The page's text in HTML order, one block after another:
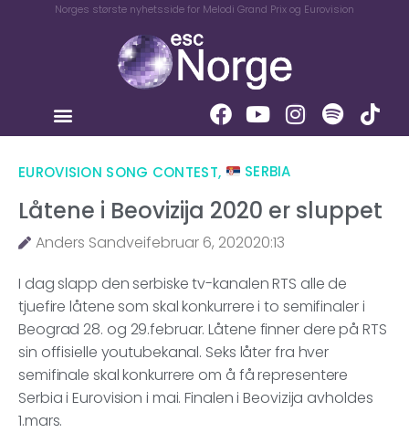
Norges største nyhetsside for Melodi Grand Prix og Eurovision
EUROVISION SONG CONTEST, SERBIA
Låtene i Beovizija 2020 er sluppet
Anders Sandveifebruar 6, 202020:13
I dag slapp den serbiske tv-kanalen RTS alle de
tjuefire låtene som skal konkurrere i to semifinaler i
Beograd 28. og 29.februar. Låtene finner dere på RTS
sin offisielle youtubekanal. Seks låter fra hver
semifinale skal konkurrere om å få representere
Serbia i Eurovision i mai. Finalen i Beovizija avholdes
1.mars.